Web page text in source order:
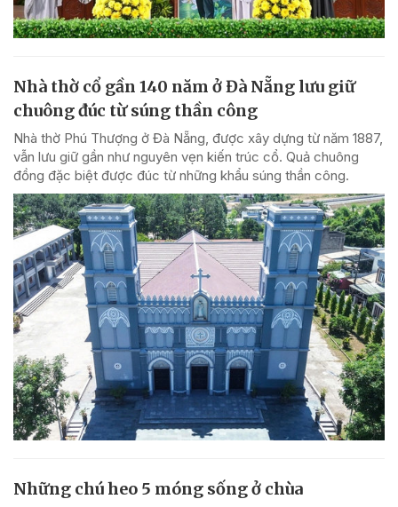
Nhà thờ cổ gần 140 năm ở Đà Nẵng lưu giữ
chuông đúc từ súng thần công
Nhà thờ Phú Thượng ở Đà Nẵng, được xây dựng từ năm 1887,
vẫn lưu giữ gần như nguyên vẹn kiến trúc cổ. Quả chuông
đồng đặc biệt được đúc từ những khẩu súng thần công.
Những chú heo 5 móng sống ở chùa